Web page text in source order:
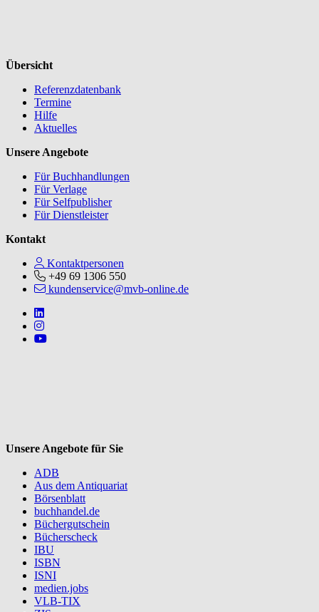
Übersicht
Referenzdatenbank
Termine
Hilfe
Aktuelles
Unsere Angebote
Für Buchhandlungen
Für Verlage
Für Selfpublisher
Für Dienstleister
Kontakt
Kontaktpersonen
+49 69 1306 550
kundenservice@mvb-online.de
Follow us on https://www.linkedin.com/company/mvbbooks
Follow us on https://www.instagram.com/lifeatmvb/
Follow us on https://www.youtube.com/@mvbbooks
Unsere Angebote für Sie
ADB
Aus dem Antiquariat
Börsenblatt
buchhandel.de
Büchergutschein
Bücherscheck
IBU
ISBN
ISNI
medien.jobs
VLB-TIX